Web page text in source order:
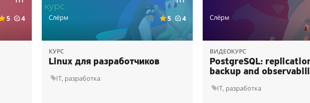
5 4 Слёрм 5 4
КУРС
Linux для разработчиков
IT, разработка
Слёрм
ВИДЕОКУРС
PostgreSQL:
backup and
IT, разработка